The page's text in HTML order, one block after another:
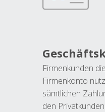
Firmenkunden
Firmenkonto
sämtlichen
den